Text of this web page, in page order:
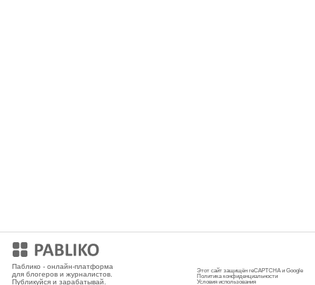
Паблико - онлайн-платформа
для блогеров и журналистов.
Публикуйся и зарабатывай.
Этот сайт защищён reCAPTCHA и Google
Политика конфиденциальности
Условия использования